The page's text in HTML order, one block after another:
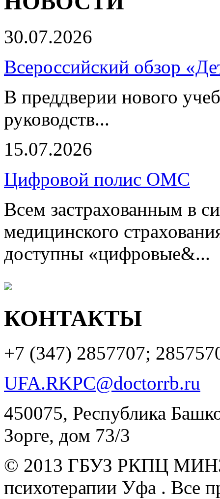
30.07.2026
Всероссийский обзор
В преддверии нового
руководств...
15.07.2026
Цифровой полис ОМС
Всем застрахованным в
медицинского
доступны «цифровые&...
КОНТАКТЫ
+7 (347) 2857707;
UFA.RKPC@doctorrb.ru
450075, Республика
Зорге, дом 73/3
© 2013 ГБУЗ РКПЦ
психотерапии Уфа . Все